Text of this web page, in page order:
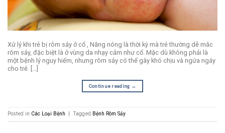
Xử lý khi trẻ bị rôm sảy ở cổ , Nắng nóng là thời kỳ mà trẻ thường dễ mắc
rôm sảy, đặc biệt là ở vùng da nhạy cảm như cổ. Mặc dù không phải là
một bệnh lý nguy hiểm, nhưng rôm sảy có thể gây khó chịu và ngứa ngáy
cho trẻ. […]
Continue reading →
Posted in Các Loại Bệnh | Tagged Bệnh Rôm Sảy